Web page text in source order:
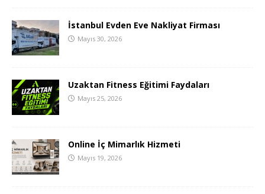
İstanbul Evden Eve Nakliyat Firması
Mayıs 30, 2026
Uzaktan Fitness Eğitimi Faydaları
Mayıs 25, 2026
Online İç Mimarlık Hizmeti
Mayıs 19, 2026